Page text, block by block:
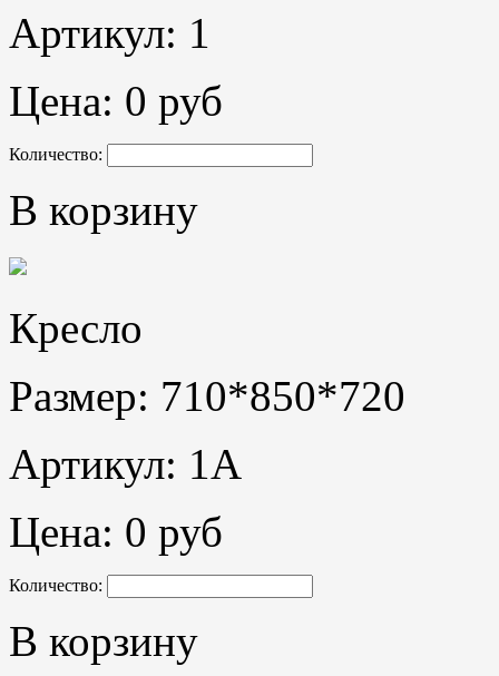
Артикул: 1
Цена: 0 руб
Количество:
В корзину
Кресло
Размер: 710*850*720
Артикул: 1А
Цена: 0 руб
Количество:
В корзину